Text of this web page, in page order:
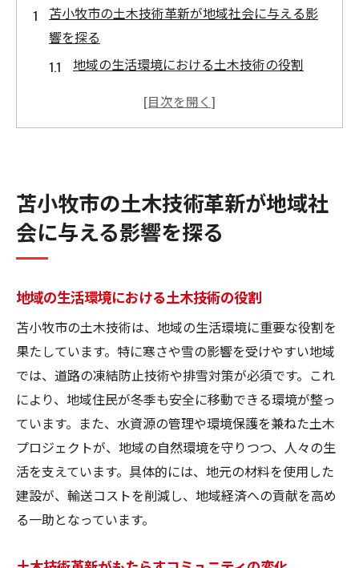
苫小牧市の土木技術革新が地域社会に与える影
響を探る
地域の生活環境における土木技術の役割
土木技術革新がもたらすコミュニティの変
住民参加型プロジェクトの可能性
持続可能な社会基盤の構築
寒冷地特有の課題に対応する技術
気候変動に対応したインフラ整備
雪や凍結に強い道路技術の開発
気候条件を考慮した地盤安定化手法
地元の声を活かした技術革新の事例
厳しい気候を味方にした革新技術
地域経済を支える苫小牧市の持続可能な土木技
術
地元企業との連携による経済活性化
苫小牧市の土木技術革新が地域社
会に与える影響を探る
地域の生活環境における土木技術の役割
苫小牧市の土木技術は、地域の生活環境に重要な役割を
果たしています。特に寒さや雪の影響を受けやすい地域
では、道路の凍結防止技術や排雪対策が必須です。これ
により、地域住民が冬季も安全に移動できる環境が整っ
ています。また、水資源の管理や環境保護を兼ねた土木
プロジェクトが、地域の自然環境を守りつつ、人々の生
活を支えています。具体的には、地元の材料を使用した
建設が、輸送コストを削減し、地域経済への貢献を高め
る一助となっています。